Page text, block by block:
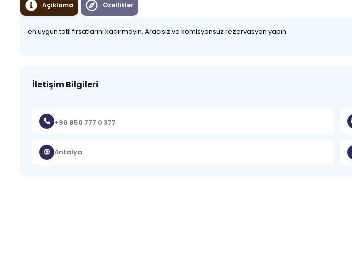
Açıklama Özellikler
en uygun tatil fırsatlarını kaçırmayın. Aracısız ve komisyonsuz rezervasyon yapın.
İletişim Bilgileri
+90 850 777 0 377
Antalya